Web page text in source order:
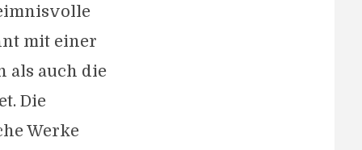
mit einer
als auch die
Die
Werke